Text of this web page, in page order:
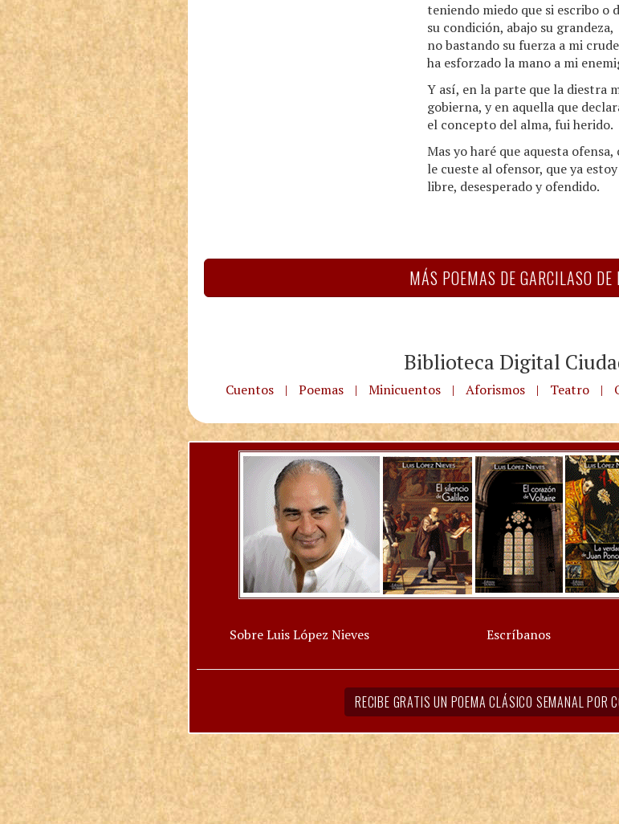
teniendo miedo que si escribo o
su condición, abajo su grandeza,
no bastando su fuerza a mi
ha esforzado la mano a mi
Y así, en la parte que la diestra
gobierna, y en aquella que
el concepto del alma, fui herido.
Mas yo haré que aquesta ofensa,
le cueste al ofensor, que ya
libre, desesperado y ofendido.
MÁS POEMAS DE GARCILASO DE
Biblioteca Digital
Cuentos | Poemas | Minicuentos | Aforismos | Teatro |
Sobre Luis López Nieves Escríbanos
RECIBE GRATIS UN POEMA CLÁSICO SEMANAL POR